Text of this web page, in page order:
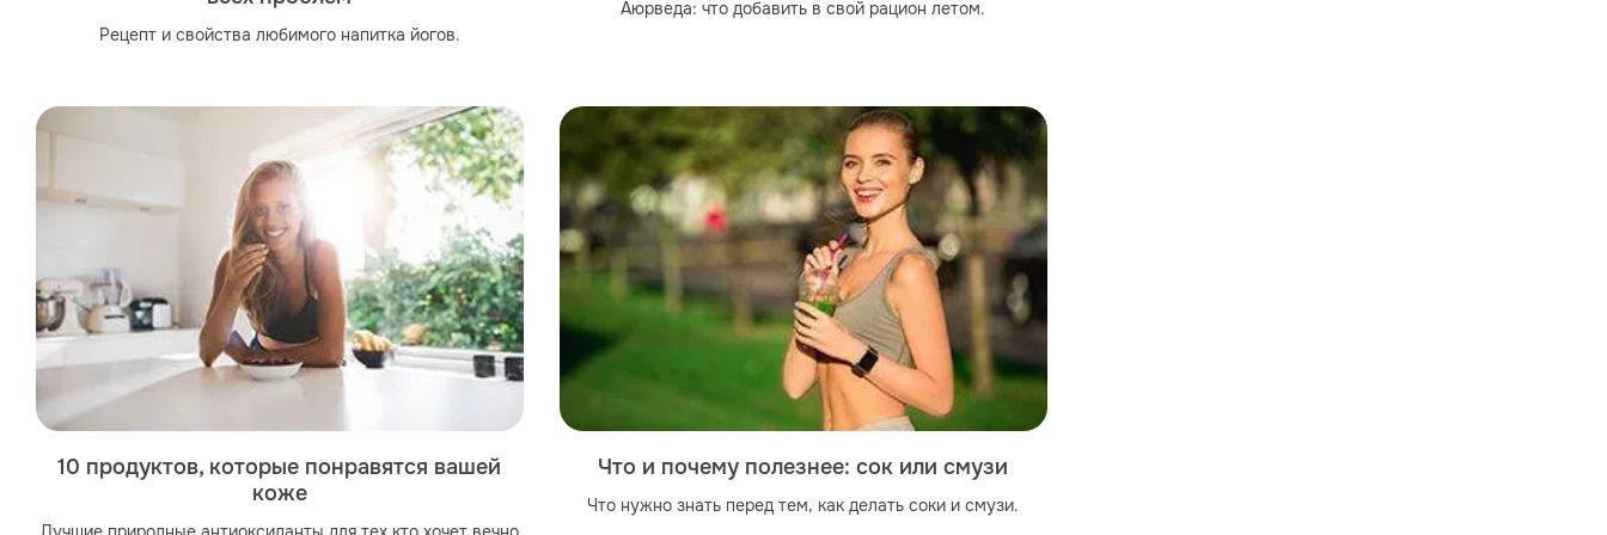
Рецепт и свойства любимого напитка йогов.
Аюрведа: что добавить в свой рацион летом.
10 продуктов, которые понравятся вашей
коже
Что и почему полезнее: сок или смузи
Что нужно знать перед тем, как делать соки и смузи.